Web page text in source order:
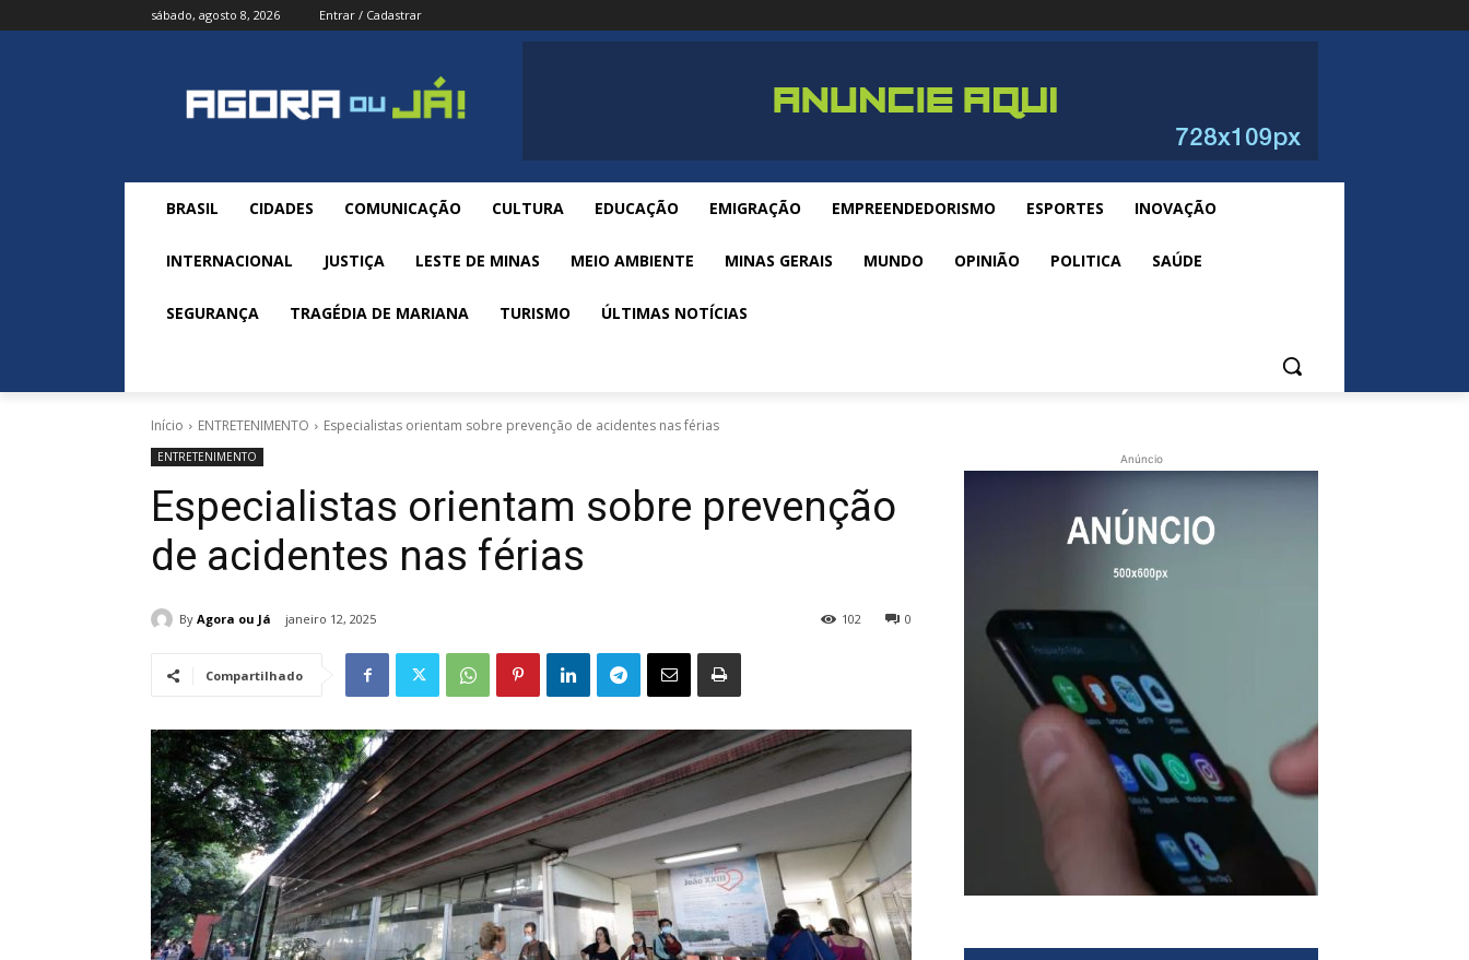
sábado, agosto 8, 2026 Entrar / Cadastrar
BRASIL CIDADES COMUNICAÇÃO CULTURA EDUCAÇÃO EMIGRAÇÃO EMPREENDEDORISMO ESPORTES INOVAÇÃO
INTERNACIONAL JUSTIÇA LESTE DE MINAS MEIO AMBIENTE MINAS GERAIS MUNDO OPINIÃO POLITICA SAÚDE
SEGURANÇA TRAGÉDIA DE MARIANA TURISMO ÚLTIMAS NOTÍCIAS
Início ENTRETENIMENTO Especialistas orientam sobre prevenção de acidentes nas férias
ENTRETENIMENTO
Especialistas orientam sobre prevenção
de acidentes nas férias
By Agora ou Já janeiro 12, 2025 0
102
Compartilhado
Anúncio